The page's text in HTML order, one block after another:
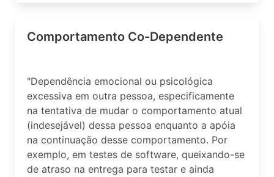
Comportamento Co-Dependente
"Dependência emocional ou psicológica
excessiva em outra pessoa, especificamente
na tentativa de mudar o comportamento atual
(indesejável) dessa pessoa enquanto a apóia
na continuação desse comportamento. Por
exemplo, em testes de software, queixando-se
de atraso na entrega para testar e ainda